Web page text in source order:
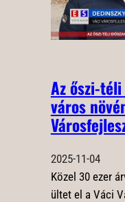
Az őszi-
város
2025-11-04
Közel 30 ezer
ültet el a Váci